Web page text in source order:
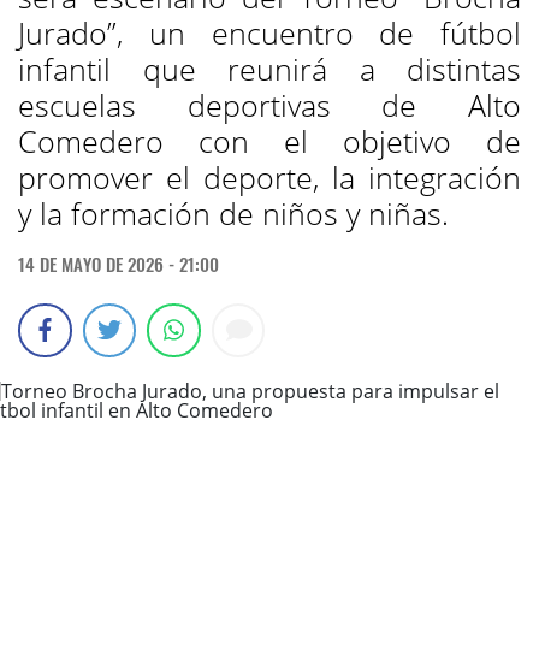
Jurado”, un encuentro de fútbol
infantil que reunirá a distintas
escuelas deportivas de Alto
Comedero con el objetivo de
promover el deporte, la integración
y la formación de niños y niñas.
14 DE MAYO DE 2026 - 21:00